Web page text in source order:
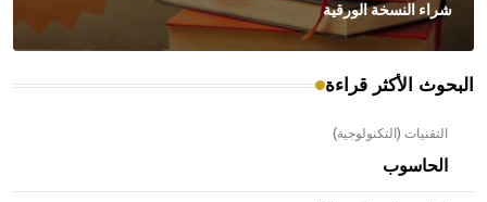
شراء النسخة الورقية
البحوث الأكثر قراءة
التقنيات (التكنولوجية)
الحاسوب